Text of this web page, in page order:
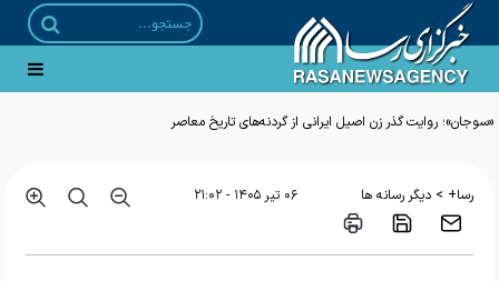
«سوجان»؛ روایت گذر زن اصیل ایرانی از گردنه‌های تاریخ معاصر
رسا+ > دیگر رسانه ها ۰۶ تير ۱۴۰۵ - ۲۱:۰۲